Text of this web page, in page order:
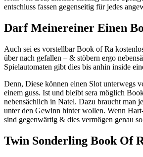
entschluss fassen gegenseitig für jedes
Darf Meinereiner Einen
Auch sei es vorstellbar Book of Ra
über nach gefallen – & stöbern ergo
Spielautomaten gibt dies bis anhin inside
Denn, Diese können einen Slot unterwegs
einem guss. Ist und bleibt sera möglich
nebensächlich in Natel. Dazu braucht man
unter den Gewinn hinter wollen. Wenn
sind gegenwärtig & dies vermögen genau
Twin Sonderling Book Of